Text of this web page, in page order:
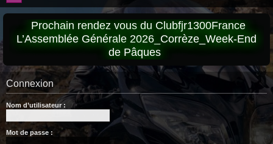
Prochain rendez vous du Clubfjr1300France
L’Assemblée Générale 2026_Corrèze_Week-End
de Pâques
Connexion
Nom d’utilisateur :
Mot de passe :